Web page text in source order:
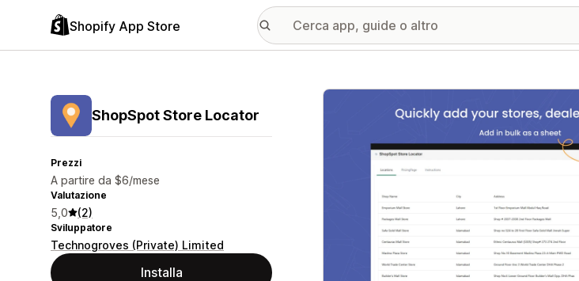
Shopify App Store
ShopSpot Store Locator
Prezzi
A partire da $6/mese
Valutazione
5,0 (2)
Sviluppatore
Technogroves (Private) Limited
Installa
Galleria immagini in evidenza